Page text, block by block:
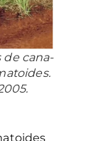
de cana-